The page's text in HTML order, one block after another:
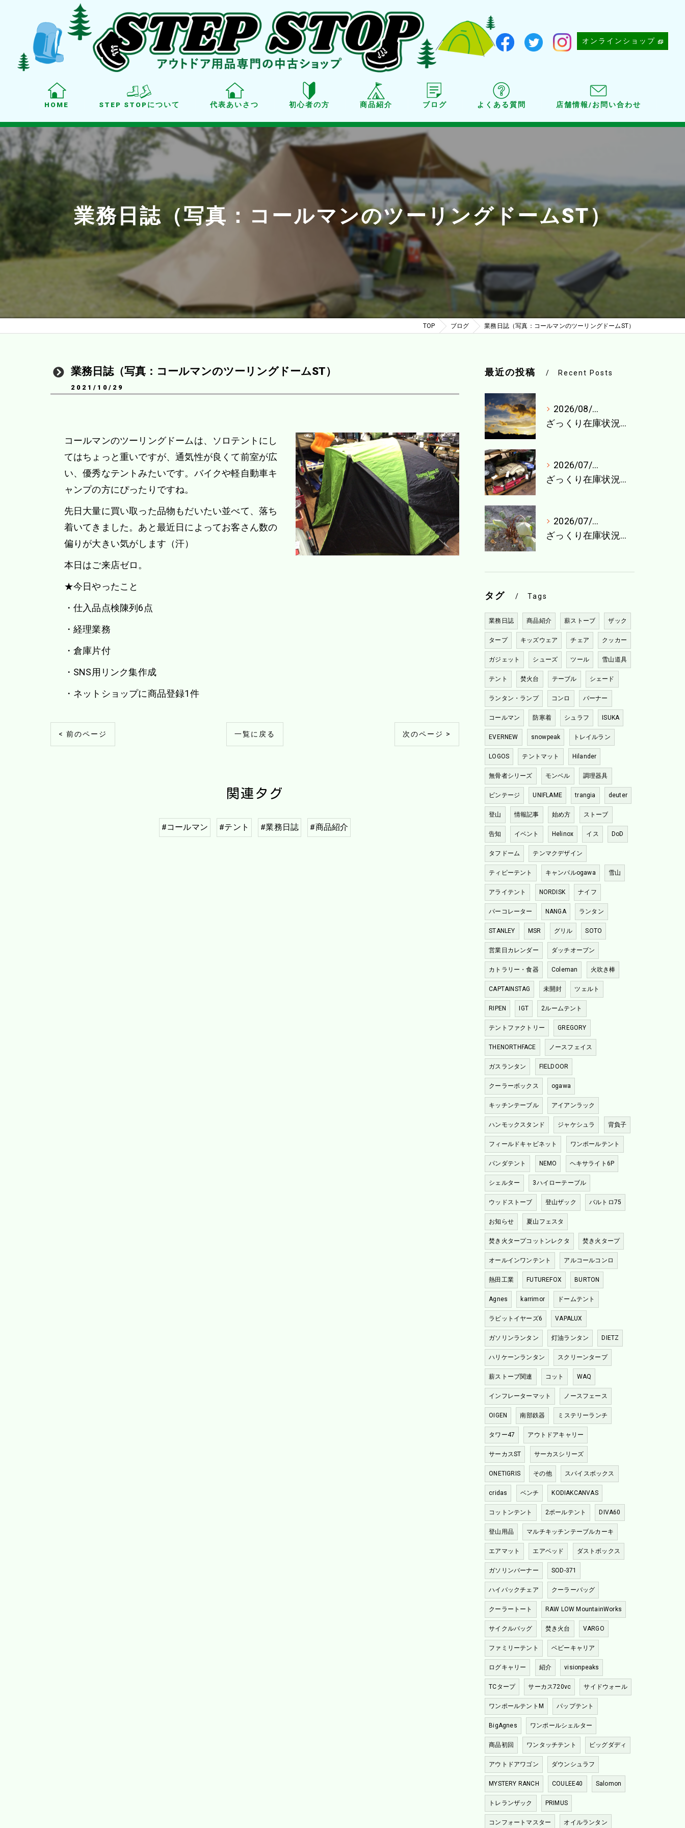
オンラインショップ
HOME STEP STOPについて 代表あいさつ 初心者の方 商品紹介
商品紹介
点検・メンテナンス
ブログ よくある質問 店舗情報/お問い合わせ
業務日誌（写真：コールマンのツーリングドームST）
TOP ブログ 業務日誌（写真：コールマンのツーリングドームST）
業務日誌（写真：コールマンのツーリングドームST）
2021/10/29
コールマンのツーリングドームは、ソロテントにし
てはちょっと重いですが、通気性が良くて前室が広
い、優秀なテントみたいです。バイクや軽自動車キ
ャンプの方にぴったりですね。
先日大量に買い取った品物もだいたい並べて、落ち
着いてきました。あと最近日によってお客さん数の
偏りが大きい気がします（汗）
本日はご来店ゼロ。
★今日やったこと
・仕入品点検陳列6点
・経理業務
・倉庫片付
・SNS用リンク集作成
・ネットショップに商品登録1件
< 前のページ 一覧に戻る 次のページ >
関連タグ
#コールマン #テント #業務日誌 #商品紹介
最近の投稿 Recent Posts
2026/08/04
ざっくり在庫状況（8月1週目）
2026/07/27
ざっくり在庫状況（7月最終週）
2026/07/21
ざっくり在庫状況（7月4週目）
タグ Tags
業務日誌 商品紹介 薪ストーブ ザック
タープ キッズウェア チェア クッカー
ガジェット シューズ ツール 雪山道具
テント 焚火台 テーブル シェード
ランタン・ランプ コンロ バーナー
コールマン 防寒着 シュラフ ISUKA
EVERNEW snowpeak トレイルラン
LOGOS テントマット Hilander
無骨者シリーズ モンベル 調理器具
ビンテージ UNIFLAME trangia deuter
登山 情報記事 始め方 ストーブ
告知 イベント Helinox イス DoD
タフドーム テンマクデザイン
ティピーテント キャンパルogawa 雪山
アライテント NORDISK ナイフ
パーコレーター NANGA ランタン
STANLEY MSR グリル SOTO
営業日カレンダー ダッチオーブン
カトラリー・食器 Coleman 火吹き棒
CAPTAINSTAG 未開封 ツェルト
RIPEN IGT 2ルームテント
テントファクトリー GREGORY
THENORTHFACE ノースフェイス
ガスランタン FIELDOOR
クーラーボックス ogawa
キッチンテーブル アイアンラック
ハンモックスタンド ジャケシュラ 背負子
フィールドキャビネット ワンポールテント
パンダテント NEMO ヘキサライト6P
シェルター 3ハイローテーブル
ウッドストーブ 登山ザック バルトロ75
お知らせ 夏山フェスタ
焚き火タープコットンレクタ 焚き火タープ
オールインワンテント アルコールコンロ
熱田工業 FUTUREFOX BURTON
Agnes karrimor ドームテント
ラビットイヤーズ6 VAPALUX
ガソリンランタン 灯油ランタン DIETZ
ハリケーンランタン スクリーンタープ
薪ストーブ関連 コット WAQ
インフレーターマット ノースフェース
OIGEN 南部鉄器 ミステリーランチ
タワー47 アウトドアキャリー
サーカスST サーカスシリーズ
ONETIGRIS その他 スパイスボックス
cridas ベンチ KODIAKCANVAS
コットンテント 2ポールテント DIVA60
登山用品 マルチキッチンテーブルカーキ
エアマット エアベッド ダストボックス
ガソリンバーナー SOD-371
ハイバックチェア クーラーバッグ
クーラートート RAW LOW MountainWorks
サイクルバッグ 焚き火台 VARGO
ファミリーテント ベビーキャリア
ログキャリー 紹介 visionpeaks
TCタープ サーカス720vc サイドウォール
ワンポールテントM パップテント
BigAgnes ワンポールシェルター
商品初回 ワンタッチテント ビッグダディ
アウトドアワゴン ダウンシュラフ
MYSTERY RANCH COULEE40 Salomon
トレランザック PRIMUS
コンフォートマスター オイルランタン